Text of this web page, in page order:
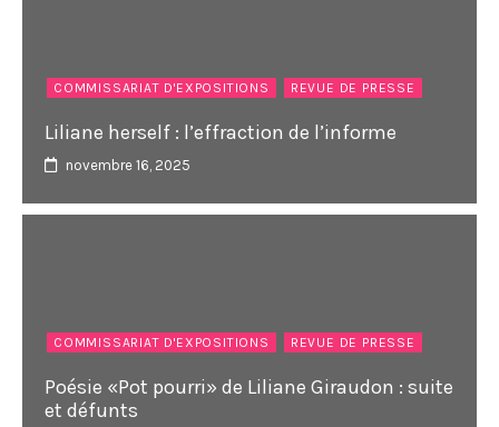
COMMISSARIAT D'EXPOSITIONS REVUE DE PRESSE
Liliane herself : l’effraction de l’informe
novembre 16, 2025
COMMISSARIAT D'EXPOSITIONS REVUE DE PRESSE
Poésie «Pot pourri» de Liliane Giraudon : suite
et défunts